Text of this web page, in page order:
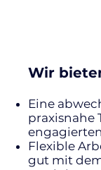
Wir
Eine
praxisnahe
Flexible
gut mit